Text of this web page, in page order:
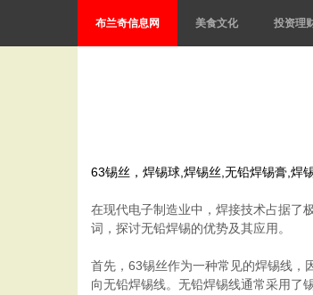
布兰奇信息网 美食文化 投资理
63锡丝，焊锡球,焊锡丝,无铅焊锡膏,焊
在现代电子制造业中，焊接技术占据了
词，探讨无铅焊锡的优势及其应用。
首先，63锡丝作为一种常见的焊锡线，
向无铅焊锡线。无铅焊锡线通常采用了